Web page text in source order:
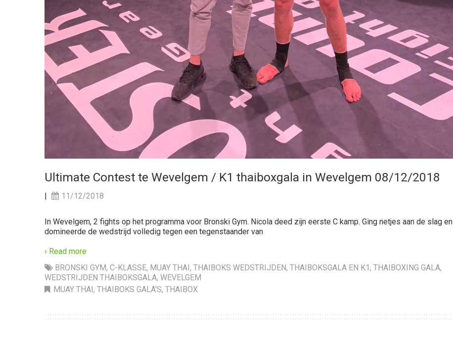
Ultimate Contest te Wevelgem / K1 thaiboxgala in Wevelgem 08/12/2018
| 11/12/2018
In Wevelgem, 2 fights op het programma voor Bronski Gym. Nicola deed zijn eerste C kamp. Ging netjes aan de slag en
domineerde de wedstrijd volledig tegen een tegenstaander van
› Read more
BRONSKI GYM, C-KLASSE, MUAY THAI, THAIBOKS WEDSTRIJDEN, THAIBOKSGALA EN K1, THAIBOXING GALA,
WEDSTRIJDEN THAIBOKSGALA, WEVELGEM
MUAY THAI, THAIBOKS GALA'S, THAIBOX